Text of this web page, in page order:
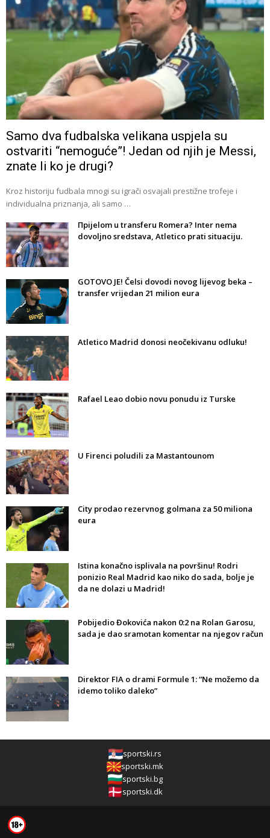
Samo dva fudbalska velikana uspjela su
ostvariti “nemoguće”! Jedan od njih je Messi,
znate li ko je drugi?
Kroz historiju fudbala mnogi su igrači osvajali prestižne trofeje i
individualna priznanja, ali samo …
Прijelom u transferu Romera? Inter nema
dovoljno sredstava, Atletico prati situaciju.
GOTOVO JE! Čelsi dovodi novog lijevog beka –
transfer vrijedan 21 milion eura
Atletico Madrid donosi neočekivanu odluku!
Rafael Leao dobio novu ponudu iz Turske
U Firenci poludili za Mastantounom
City prodao rezervnog golmana za 50 miliona
eura
Istina konačno isplivala na površinu! Rodri
ponizio Real Madrid kao niko do sada, bolje je
da ne dolazi u Madrid!
Pobijedio Đokovića nakon 0:2 na Rolan Garosu,
sada je dao sramotan komentar na njegov račun
Direktor FIA o drami Formule 1: “Ne možemo da
idemo toliko daleko”
sportski.rs
sportski.mk
sportski.bg
sportski.dk